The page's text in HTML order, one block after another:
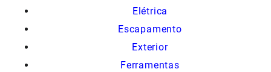
Elétrica
Escapamento
Exterior
Ferramentas